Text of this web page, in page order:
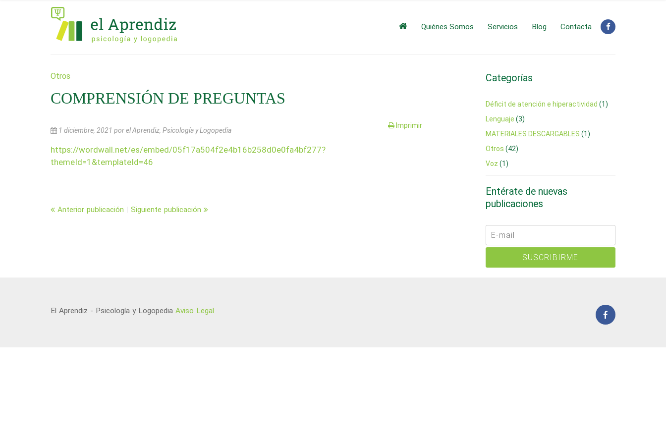
Quiénes Somos Servicios Blog Contacta
Otros
COMPRENSIÓN DE PREGUNTAS
1 diciembre, 2021 por el Aprendiz, Psicología y Logopedia
Imprimir
https://wordwall.net/es/embed/05f17a504f2e4b16b258d0e0fa4bf277?
themeId=1&templateId=46
Anterior publicación Siguiente publicación
Categorías
Déficit de atención e hiperactividad (1)
Lenguaje (3)
MATERIALES DESCARGABLES (1)
Otros (42)
Voz (1)
Entérate de nuevas
publicaciones
El Aprendiz - Psicología y Logopedia Aviso Legal